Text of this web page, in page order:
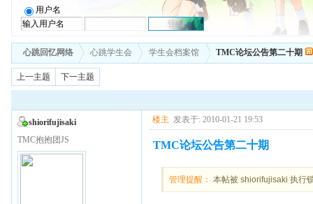
用户名
心跳回忆网络 心跳学生会 学生会档案馆 TMC论坛公告第二十期
上一主题 下一主题
shiorifujisaki
TMC抱抱团JS
楼主 发表于: 2010-01-21 19:53
TMC论坛公告第二十期
管理提醒： 本帖被 shiorifujisaki 执行